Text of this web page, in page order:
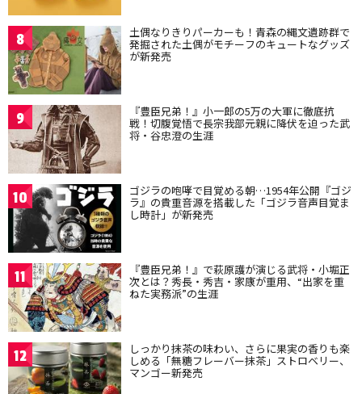
8 土偶なりきりパーカーも！青森の縄文遺跡群で
発掘された土偶がモチーフのキュートなグッズ
が新発売
9 『豊臣兄弟！』小一郎の5万の大軍に徹底抗
戦！切腹覚悟で長宗我部元親に降伏を迫った武
将・谷忠澄の生涯
10 ゴジラの咆哮で目覚める朝…1954年公開『ゴジ
ラ』の貴重音源を搭載した「ゴジラ音声目覚ま
し時計」が新発売
11 『豊臣兄弟！』で萩原護が演じる武将・小堀正
次とは？秀長・秀吉・家康が重用、“出家を重
ねた実務派”の生涯
12 しっかり抹茶の味わい、さらに果実の香りも楽
しめる「無糖フレーバー抹茶」ストロベリー、
マンゴー新発売